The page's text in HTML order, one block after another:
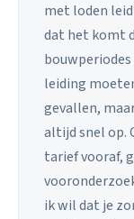
met loden
dat het komt
leiding
gevallen,
altijd snel op.
tarief vooraf,
ik wil dat je